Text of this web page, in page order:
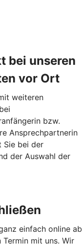
bei unseren
vor Ort
weiteren
bzw.
Ansprechpartnerin
Sie bei der
der Auswahl der
einfach online ab
mit uns. Wir